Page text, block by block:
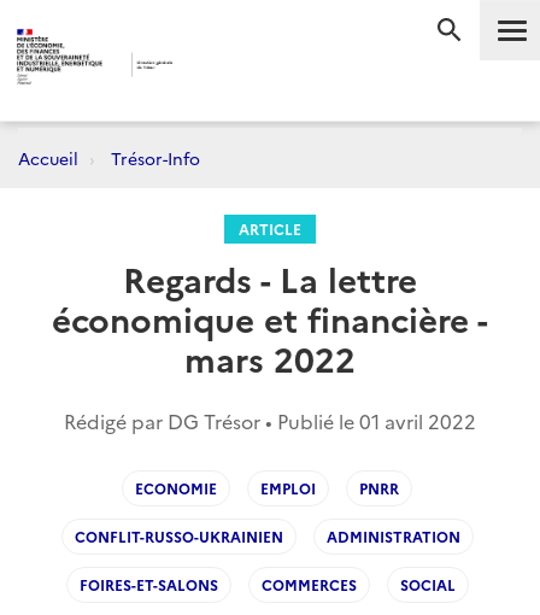
Accueil Trésor-Info
ARTICLE
Regards - La lettre
économique et financière -
mars 2022
Rédigé par DG Trésor • Publié le01 avril 2022
ECONOMIE EMPLOI PNRR
CONFLIT-RUSSO-UKRAINIEN ADMINISTRATION
FOIRES-ET-SALONS COMMERCES SOCIAL